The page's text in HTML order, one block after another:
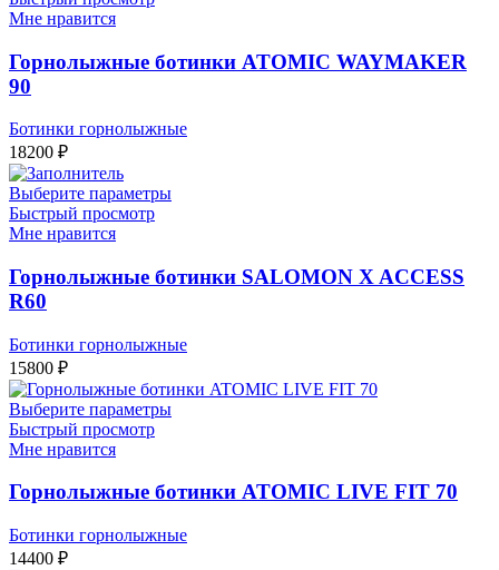
Мне нравится
Горнолыжные ботинки ATOMIC WAYMAKER
90
Ботинки горнолыжные
18200 ₽
Выберите параметры
Быстрый просмотр
Мне нравится
Горнолыжные ботинки SALOMON X ACCESS
R60
Ботинки горнолыжные
15800 ₽
Выберите параметры
Быстрый просмотр
Мне нравится
Горнолыжные ботинки ATOMIC LIVE FIT 70
Ботинки горнолыжные
14400 ₽